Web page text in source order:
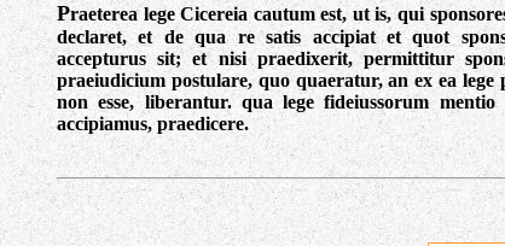
Praeterea lege Cicereia cautum est, ut is, qui
declaret, et de qua re satis accipiat et quot
accepturus sit; et nisi praedixerit, permittitur
praeiudicium postulare, quo quaeratur, an ex ea
non esse, liberantur. qua lege fideiussorum
accipiamus, praedicere.